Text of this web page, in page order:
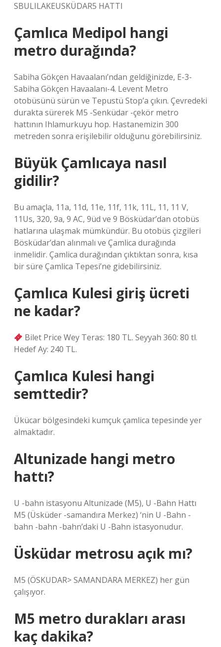
SBULILAKEUSKÜDAR5 HATTI
Çamlıca Medipol hangi
metro durağında?
Sabiha Gökçen Havaalanı’ndan geldiğinizde, E-3-
Sabiha Gökçen Havaalanı-4. Levent Metro
otobüsünü sürün ve Tepustü Stop’a çıkın. Çevredeki
durakta sürerek M5 -Senküdar -çekör metro
hattının Ihlamurkuyu hop. Hastanemizin 300
metreden sonra erişilebilir olduğunu görebilirsiniz.
Büyük Çamlıcaya nasıl
gidilir?
Bu amaçla, 11a, 11d, 11e, 11f, 11k, 11L, 11, 11 V,
11Us, 320, 9a, 9 AC, 9üd ve 9 Bösküdar’dan otobüs
hatlarına ulaşmak mümkündür. Bu otobüs çizgileri
Bösküdar’dan alınmalı ve Çamlica durağında
inmelidir. Çamlica durağından çıktıktan sonra, kısa
bir süre Çamlica Tepesi’ne gidebilirsiniz.
Çamlıca Kulesi giriş ücreti
ne kadar?
Bilet Price Wey Teras: 180 TL. Seyyah 360: 80 tl.
Hedef Ay: 240 TL.
Çamlıca Kulesi hangi
semttedir?
Ükücar bölgesindeki kumçuk çamlica tepesinde yer
almaktadır.
Altunizade hangi metro
hattı?
U -bahn istasyonu Altunizade (M5), U -Bahn Hattı
M5 (Üsküder -samandıra Merkez) ‘nin U -Bahn -
bahn -bahn -bahn’daki U -Bahn istasyonudur.
Üsküdar metrosu açık mı?
M5 (ÖSKUDAR> SAMANDARA MERKEZ) her gün
çalışıyor.
M5 metro durakları arası
kaç dakika?